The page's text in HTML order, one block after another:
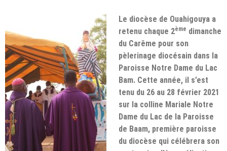
Le diocèse de Ouahigouya a
retenu chaque 2ème dimanche
du Carême pour son
pèlerinage diocésain dans la
Paroisse Notre Dame du Lac
Bam. Cette année, il s’est
tenu du 26 au 28 février 2021
sur la colline Mariale Notre
Dame du Lac de la Paroisse
de Baam, première paroisse
du diocèse qui célébrera son